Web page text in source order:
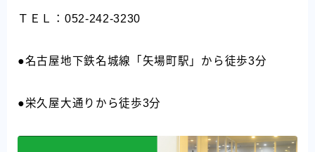
ＴＥＬ：052-242-3230
●名古屋地下鉄名城線「矢場町駅」から徒歩3分
●栄久屋大通りから徒歩3分